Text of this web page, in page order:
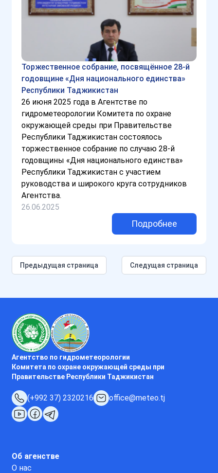
Торжественное собрание, посвящённое 28-й
годовщине «Дня национального единства»
Республики Таджикистан
26 июня 2025 года в Агентстве по
гидрометеорологии Комитета по охране
окружающей среды при Правительстве
Республики Таджикистан состоялось
торжественное собрание по случаю 28-й
годовщины «Дня национального единства»
Республики Таджикистан с участием
руководства и широкого круга сотрудников
Агентства.
26.06.2025
Подробнее
Предыдущая страница Следущая страница
Агентство по гидрометеорологии
Комитета по охране окружающей среды при
Правительстве Республики Таджикистан
(+992 37) 2320216 office@meteo.tj
Об агенстве
О нас